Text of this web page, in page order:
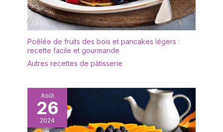
supérieure de,
fabriquées à partir de
matériau 100% polyester,
les résultats les plus fins.
serviettes sont
couleur unie, ce qui les
rend idéales pour toutes
les occasions, qu’il
s’agisse d’un événement
ou d’un dîner de routine à
Poêlée de fruits des bois et pancakes légers :
recette facile et gourmande
Autres recettes de pâtisserie
Août
26
2024